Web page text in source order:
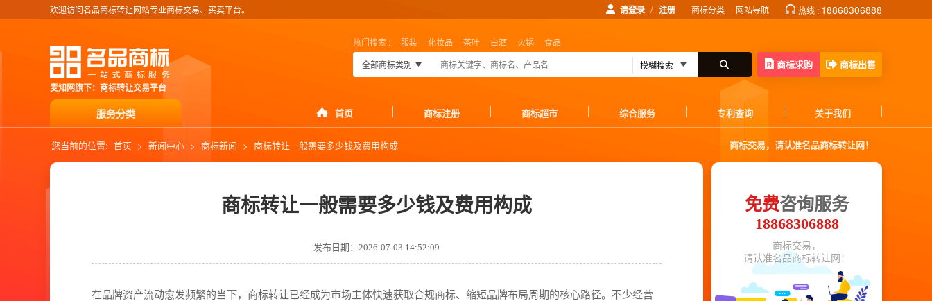
欢迎访问名品商标转让网站专业商标交易、买卖平台。 请登录 / 注册 商标分类 网站导航 热线 : 18868306888
麦知网旗下：商标转让交易平台
热门搜索 : 服装 化妆品 茶叶 白酒 火锅
食品
全部商标类别
商标求购 商标出售
服务分类 首页 商标注册 商标超市 综合服务 专利查询 关于我们
您当前的位置: 首页 > 新闻中心 > 商标新闻 > 商标转让一般需要多少钱及费用构成 商标交易，请认准名品商标转让网！
商标转让一般需要多少钱及费用构成
发布日期：2026-07-03 14:52:09
在品牌资产流动愈发频繁的当下，商标转让已经成为市场主体快速获取合规商标、缩短品牌布局周期的核心路径。不少经营
免费咨询服务
18868306888
商标交易，
请认准名品商标转让网！